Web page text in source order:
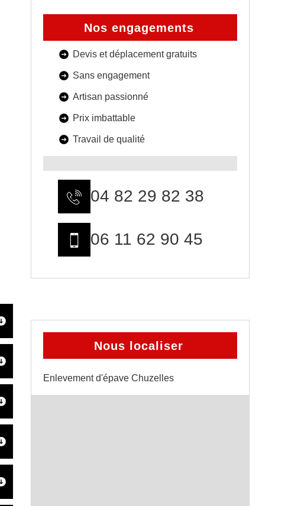
Nos engagements
Devis et déplacement gratuits
Sans engagement
Artisan passionné
Prix imbattable
Travail de qualité
04 82 29 82 38
06 11 62 90 45
Nous localiser
Enlevement d'épave Chuzelles